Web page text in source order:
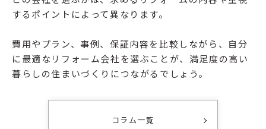
するポイントによって異なります。
費用やプラン、事例、保証内容を比較しながら、自分
に最適なリフォーム会社を選ぶことが、満足度の高い
暮らしの住まいづくりにつながるでしょう。
コラム一覧